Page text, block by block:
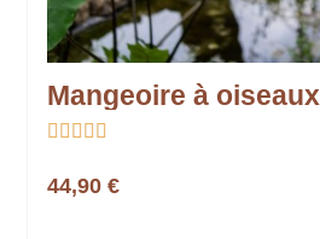
Mangeoire à oiseaux
    
44,90 €